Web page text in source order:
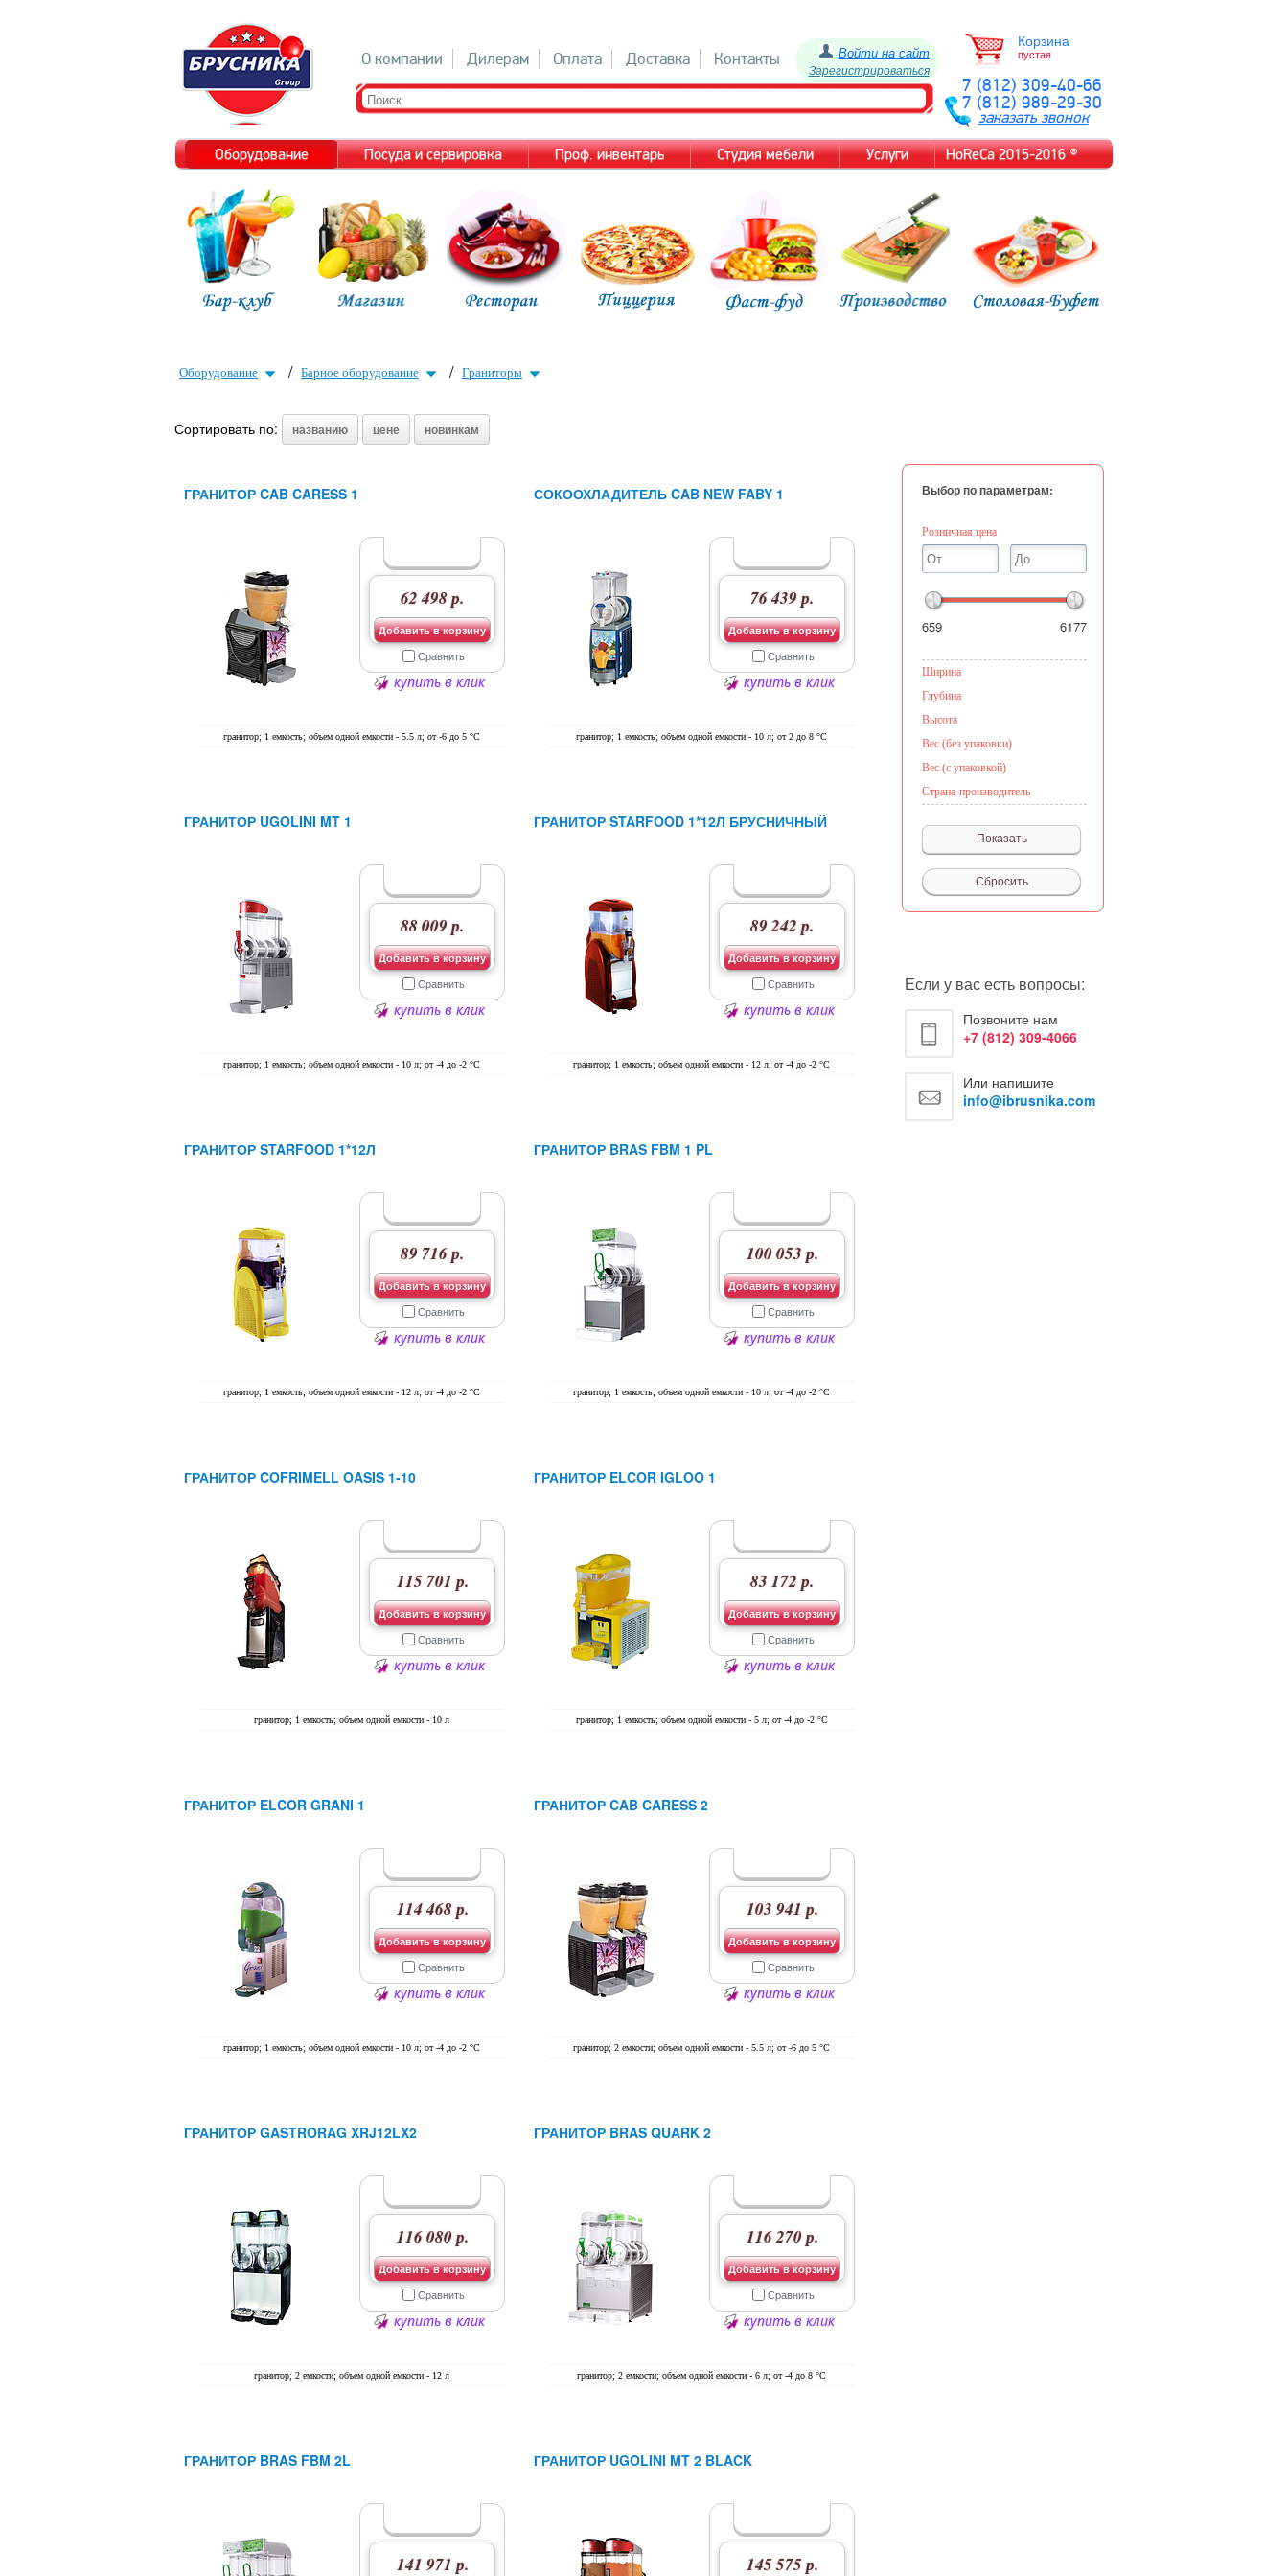
Войти на сайт
Зарегистрироваться
Корзина
пустая
7 (812) 309-40-66
7 (812) 989-29-30
заказать звонок
О компании Дилерам Оплата Доставка Контакты
Оборудование Посуда и сервировка Проф. инвентарь Студия мебели Услуги HoReCa 2015-2016 ®
Оборудование / Барное оборудование / Граниторы
Сортировать по: названию цене новинкам
ГРАНИТОР CAB CARESS 1
гранитор; 1 емкость; объем одной емкости - 5.5 л; от -6 до 5 °C
62 498 р.
Добавить в корзину
Сравнить
купить в клик
СОКООХЛАДИТЕЛЬ CAB NEW FABY 1
гранитор; 1 емкость; объем одной емкости - 10 л; от 2 до 8 °C
76 439 р.
Добавить в корзину
Сравнить
купить в клик
ГРАНИТОР UGOLINI MT 1
гранитор; 1 емкость; объем одной емкости - 10 л; от -4 до -2 °C
88 009 р.
Добавить в корзину
Сравнить
купить в клик
ГРАНИТОР STARFOOD 1*12Л БРУСНИЧНЫЙ
гранитор; 1 емкость; объем одной емкости - 12 л; от -4 до -2 °C
89 242 р.
Добавить в корзину
Сравнить
купить в клик
ГРАНИТОР STARFOOD 1*12Л
гранитор; 1 емкость; объем одной емкости - 12 л; от -4 до -2 °C
89 716 р.
Добавить в корзину
Сравнить
купить в клик
ГРАНИТОР BRAS FBM 1 PL
гранитор; 1 емкость; объем одной емкости - 10 л; от -4 до -2 °C
100 053 р.
Добавить в корзину
Сравнить
купить в клик
ГРАНИТОР COFRIMELL OASIS 1-10
гранитор; 1 емкость; объем одной емкости - 10 л
115 701 р.
Добавить в корзину
Сравнить
купить в клик
ГРАНИТОР ELCOR IGLOO 1
гранитор; 1 емкость; объем одной емкости - 5 л; от -4 до -2 °C
83 172 р.
Добавить в корзину
Сравнить
купить в клик
ГРАНИТОР ELCOR GRANI 1
гранитор; 1 емкость; объем одной емкости - 10 л; от -4 до -2 °C
114 468 р.
Добавить в корзину
Сравнить
купить в клик
ГРАНИТОР CAB CARESS 2
гранитор; 2 емкости; объем одной емкости - 5.5 л; от -6 до 5 °C
103 941 р.
Добавить в корзину
Сравнить
купить в клик
ГРАНИТОР GASTRORAG XRJ12LX2
гранитор; 2 емкости; объем одной емкости - 12 л
116 080 р.
Добавить в корзину
Сравнить
купить в клик
ГРАНИТОР BRAS QUARK 2
гранитор; 2 емкости; объем одной емкости - 6 л; от -4 до 8 °C
116 270 р.
Добавить в корзину
Сравнить
купить в клик
ГРАНИТОР BRAS FBM 2L
141 971 р.
ГРАНИТОР UGOLINI MT 2 BLACK
145 575 р.
Выбор по параметрам:
Розничная цена
6177
659
Ширина
Глубина
Высота
Вес (без упаковки)
Вес (с упаковкой)
Страна-производитель
Если у вас есть вопросы:
Позвоните нам
+7 (812) 309-4066
Или напишите
info@ibrusnika.com